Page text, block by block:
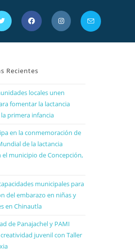
Recientes
locales unen
fomentar la lactancia
primera infancia
en la conmemoración de
de la lactancia
el municipio de Concepción,
municipales para
del embarazo en niñas y
en Chinautla
de Panajachel y PAMI
juvenil con Taller